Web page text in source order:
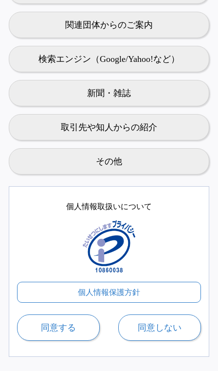
関連団体からのご案内
検索エンジン（Google/Yahoo!など）
新聞・雑誌
取引先や知人からの紹介
その他
個人情報取扱いについて
個人情報保護方針
同意する 同意しない